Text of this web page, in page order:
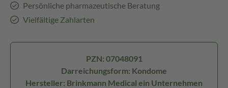
Persönliche pharmazeutische Beratung
Vielfältige Zahlarten
PZN: 07048091
Darreichungsform: Kondome
Hersteller: Brinkmann Medical ein Unternehmen